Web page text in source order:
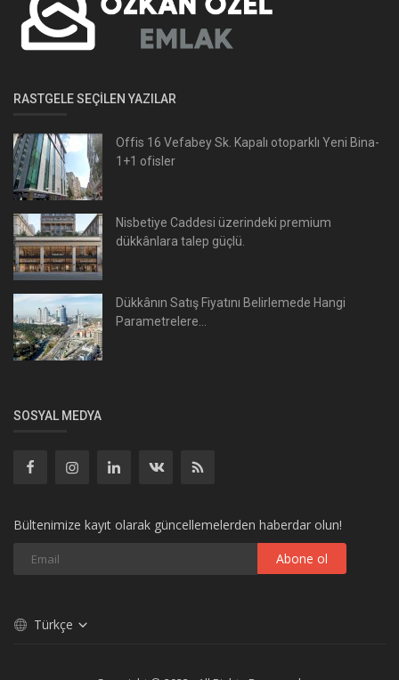
RASTGELE SEÇILEN YAZILAR
Offis 16 Vefabey Sk. Kapalı otoparklı Yeni Bina-
1+1 ofisler
Nisbetiye Caddesi üzerindeki premium
dükkânlara talep güçlü.
Dükkânın Satış Fiyatını Belirlemede Hangi
Parametrelere...
SOSYAL MEDYA
Bültenimize kayıt olarak güncellemelerden haberdar olun!
Abone ol
Türkçe